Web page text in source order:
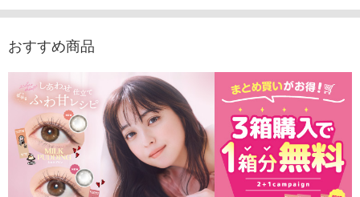
1,760円(税込)
おすすめ商品